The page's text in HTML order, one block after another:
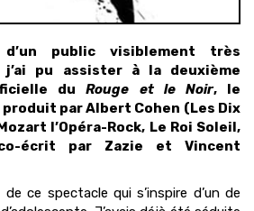
public visiblement très
pu assister à la deuxième
duRouge et le Noir, le
par Albert Cohen (Les Dix
l’Opéra-Rock, Le Roi Soleil,
écrit par Zazie et Vincent
ce spectacle qui s’inspire d’un de